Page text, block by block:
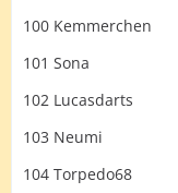
100 Kemmerchen
101 Sona
102 Lucasdarts
103 Neumi
104 Torpedo68